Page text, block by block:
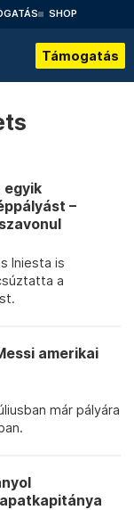
SHOP
Támogatás
egyik
–
Iniesta is
a
amerikai
már pályára